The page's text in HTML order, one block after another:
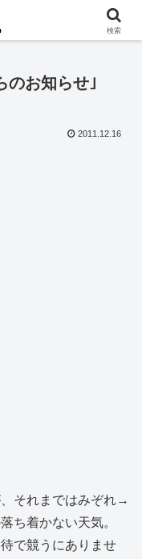
魚店と飲食店
のお知らせ｣
2011.12.16
それまではみぞれ→
着かない天気。
で競うにありませ
検索